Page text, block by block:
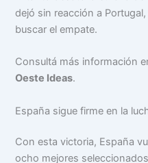
dejó sin reacción a
buscar el empate.
Consultá más información
Oeste Ideas.
España sigue firme en la
Con esta victoria, España
ocho mejores